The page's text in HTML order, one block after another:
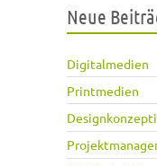
Neue
Digitalmedien
Printmedien